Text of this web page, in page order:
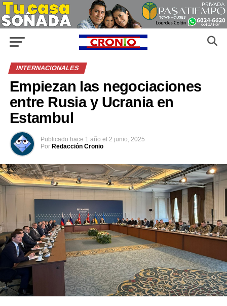
INTERNACIONALES
Empiezan las negociaciones
entre Rusia y Ucrania en
Estambul
Publicado hace 1 año el 2 junio, 2025
Por Redacción Cronio